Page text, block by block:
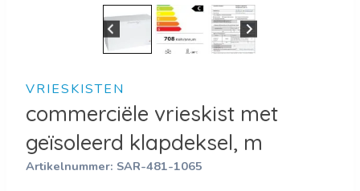
VRIESKISTEN
commerciële vrieskist met
geïsoleerd klapdeksel, m
Artikelnummer: SAR-481-1065